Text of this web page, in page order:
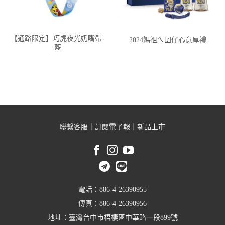
【通路限定】巧虎夜光奶嘴帶-
藍
2024媽祖ㄟ囝仔心意厚禮
聯繫客服 訂閱電子報 新品上市
電話：886-4-26390955
傳真：886-4-26390956
地址：臺灣台中市梧棲區中華路一段899號